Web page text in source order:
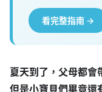
看完整指南 →
夏天到了，父母都會
但是小寶貝們畢竟還